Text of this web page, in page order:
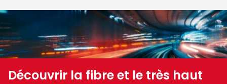
Découvrir la fibre et le très haut